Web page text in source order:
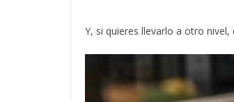
Y, si quieres llevarlo a otro